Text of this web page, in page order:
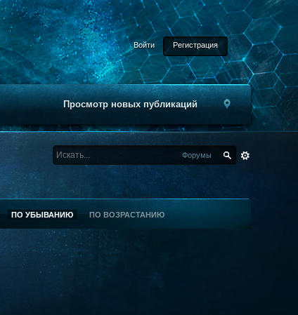
Войти Регистрация
Просмотр новых публикаций
Форумы
ПО УБЫВАНИЮ ПО ВОЗРАСТАНИЮ